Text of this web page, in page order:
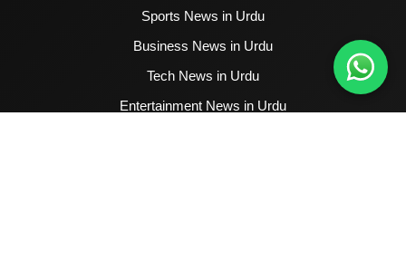
Sports News in Urdu
Business News in Urdu
Tech News in Urdu
Entertainment News in Urdu